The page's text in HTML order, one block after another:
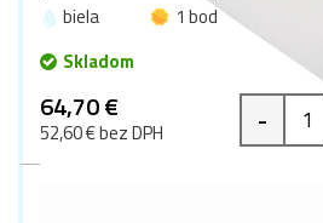
biela
1 bod
Skladom
64,70 €
52,60 € bez DPH -